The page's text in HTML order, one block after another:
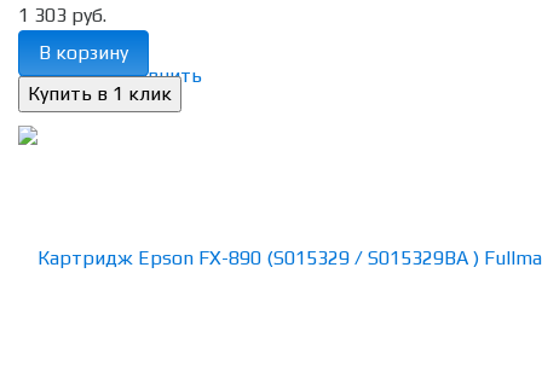
избранное сравнить
1 303 руб.
В корзину